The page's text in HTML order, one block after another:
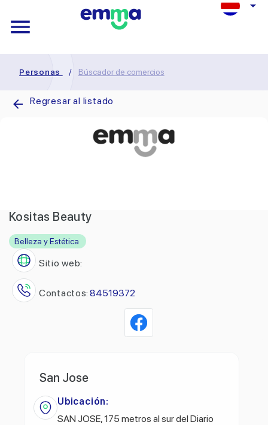
Personas / Búscador de comercios
Regresar al listado
Kositas Beauty
Belleza y Estética
Sitio web:
Contactos: 84519372
San Jose
Ubicación:
SAN JOSE, 175 metros al sur del Diario